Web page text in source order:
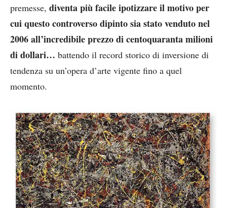
premesse, diventa più facile ipotizzare il motivo per
cui questo controverso dipinto sia stato venduto nel
2006 all’incredibile prezzo di centoquaranta milioni
di dollari… battendo il record storico di inversione di
tendenza su un’opera d’arte vigente fino a quel
momento.